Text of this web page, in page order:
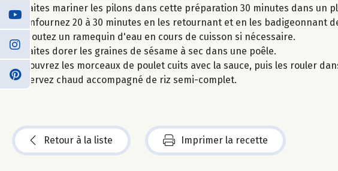
Faites mariner les pilons dans cette préparation 30 minutes dans un
Enfournez 20 à 30 minutes en les retournant et en les badigeonnant
Ajoutez un ramequin d'eau en cours de cuisson si nécessaire.
Faites dorer les graines de sésame à sec dans une poêle.
Couvrez les morceaux de poulet cuits avec la sauce, puis les rouler
Servez chaud accompagné de riz semi-complet.
Retour à la liste Imprimer la recette